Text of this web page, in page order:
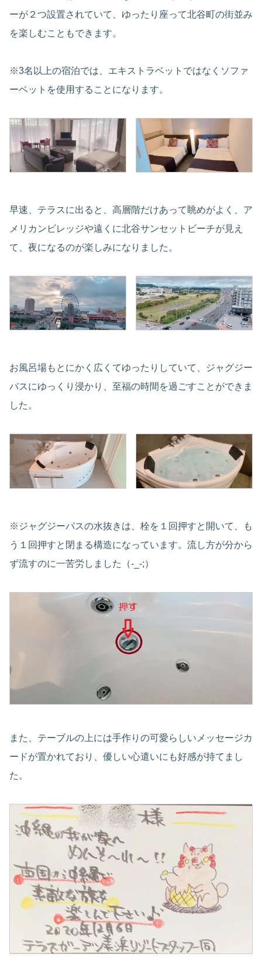
ーが２つ設置されていて、ゆったり座って北谷町の街並み
を楽しむこともできます。
※3名以上の宿泊では、エキストラベットではなくソファ
ーベットを使用することになります。
早速、テラスに出ると、高層階だけあって眺めがよく、ア
メリカンビレッジや遠くに北谷サンセットビーチが見え
て、夜になるのが楽しみになりました。
お風呂場もとにかく広くてゆったりしていて、ジャグジー
バスにゆっくり浸かり、至福の時間を過ごすことができま
した。
※ジャグジーバスの水抜きは、栓を１回押すと開いて、も
う１回押すと閉まる構造になっています。流し方が分から
ず流すのに一苦労しました（-_-;）
また、テーブルの上には手作りの可愛らしいメッセージカ
ードが置かれており、優しい心遣いにも好感が持てまし
た。